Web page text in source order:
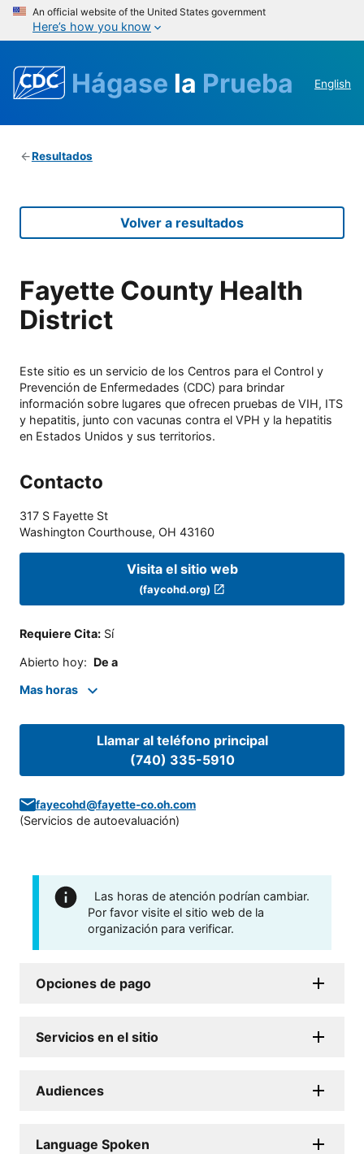
An official website of the United States government
Here’s how you know
Hágase la Prueba English
Resultados
Volver a resultados
Fayette County Health
District
Este sitio es un servicio de los Centros para el Control y
Prevención de Enfermedades (CDC) para brindar
información sobre lugares que ofrecen pruebas de VIH, ITS
y hepatitis, junto con vacunas contra el VPH y la hepatitis
en Estados Unidos y sus territorios.
Contacto
317 S Fayette St
Washington Courthouse, OH 43160
Visita el sitio web
(faycohd.org)
Requiere Cita: Sí
Abierto hoy: De a
Mas horas
Llamar al teléfono principal
(740) 335-5910
fayecohd@fayette-co.oh.com
(Servicios de autoevaluación)
Las horas de atención podrían cambiar.
Por favor visite el sitio web de la
organización para verificar.
Opciones de pago
Servicios en el sitio
Audiences
Language Spoken